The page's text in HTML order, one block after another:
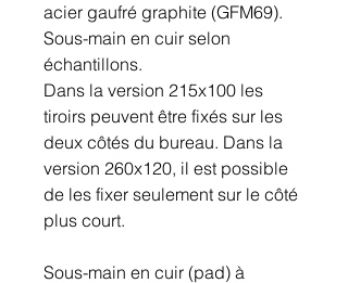
acier gaufré graphite (GFM69).
Sous-main en cuir selon
échantillons.
Dans la version 215x100 les
tiroirs peuvent être fixés sur les
deux côtés du bureau. Dans la
version 260x120, il est possible
de les fixer seulement sur le côté
plus court.
Sous-main en cuir (pad) à